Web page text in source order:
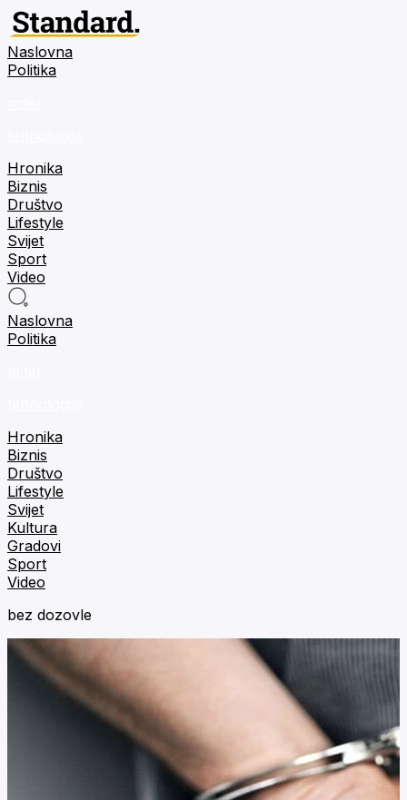
Naslovna
Politika
Hronika
Biznis
Društvo
Lifestyle
Svijet
Sport
Video
Naslovna
Politika
Hronika
Biznis
Društvo
Lifestyle
Svijet
Kultura
Gradovi
Sport
Video
bez dozovle